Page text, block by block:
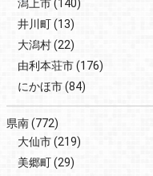
潟上市(140)
井川町(13)
大潟村(22)
由利本荘市(176)
にかほ市(84)
県南(772)
大仙市(219)
美郷町(29)